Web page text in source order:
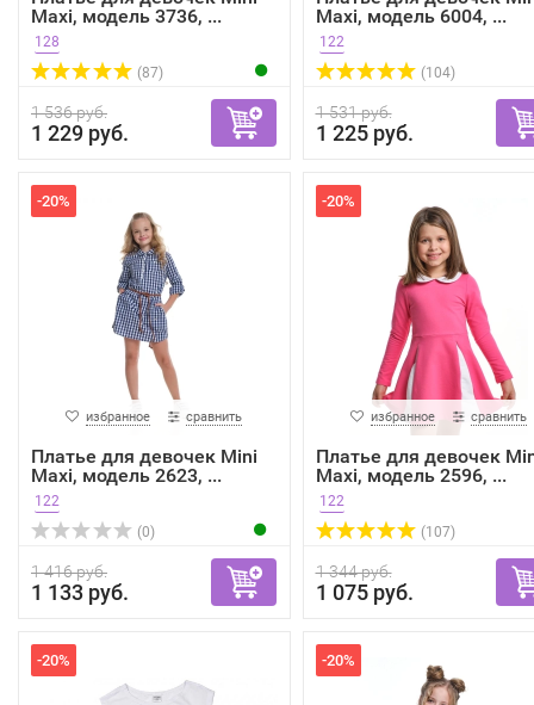
Maxi, модель 3736, ...
128
(87)
1 536 руб.
1 229 руб.
Maxi, модель 6004, ...
122
(104)
1 531 руб.
1 225 руб.
-20%
избранное сравнить
Платье для девочек Mini
Maxi, модель 2623, ...
122
(0)
1 416 руб.
1 133 руб.
-20%
избранное сравнить
Платье для девочек
Maxi, модель 2596, ...
122
(107)
1 344 руб.
1 075 руб.
-20% -20%